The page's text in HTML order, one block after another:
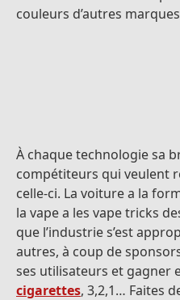
couleurs d’autres
À chaque technologie sa
compétiteurs qui veulent
celle-ci. La voiture a la
la vape a les vape tricks
que l’industrie s’est
autres, à coup de
ses utilisateurs et gagner
cigarettes, 3,2,1… Faites